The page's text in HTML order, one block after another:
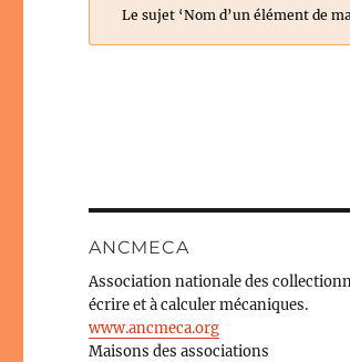
Le sujet ‘Nom d’un élément de
ANCMECA
Association nationale des
écrire et à calculer mécaniques.
www.ancmeca.org
Maisons des associations